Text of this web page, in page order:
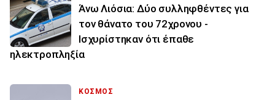
Άνω Λιόσια: Δύο συλληφθέντες για
τον θάνατο του 72χρονου -
Ισχυρίστηκαν ότι έπαθε
ηλεκτροπληξία
ΚΟΣΜΟΣ